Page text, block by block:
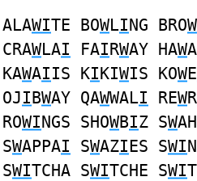
ALAWITE BOWLING BROW
CRAWLAI FAIRWAY HAWA
KAWAIIS KIKIWIS KOWE
OJIBWAY QAWWALI REWR
ROWINGS SHOWBIZ SW
SWAPPAI SWAZIES SWI
SWITCHA SWITCHE SWI